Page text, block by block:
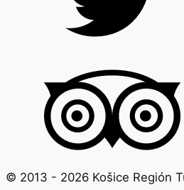
© 2013 - 2026 Košice Región